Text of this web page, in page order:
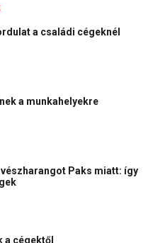
a családi cégeknél
a munkahelyekre
Paks miatt: így
a cégektől